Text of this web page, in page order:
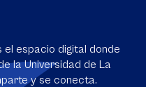
espacio digital donde
la Universidad de La
y se conecta.